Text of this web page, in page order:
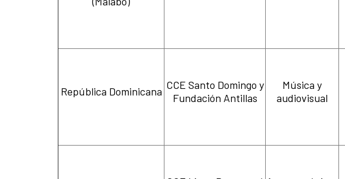
República Dominicana CCE Santo Domingo y
Fundación Antillas
Música y
audiovisual